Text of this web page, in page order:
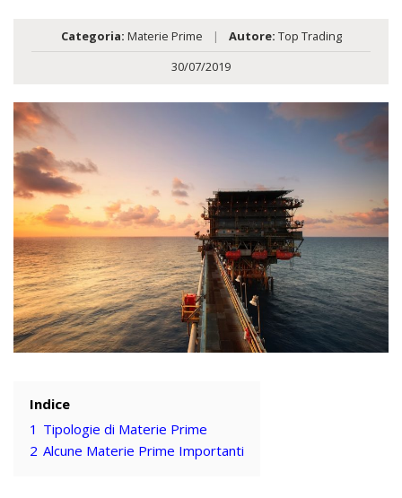
Categoria: Materie Prime | Autore: Top Trading
30/07/2019
Indice
1 Tipologie di Materie Prime
2 Alcune Materie Prime Importanti